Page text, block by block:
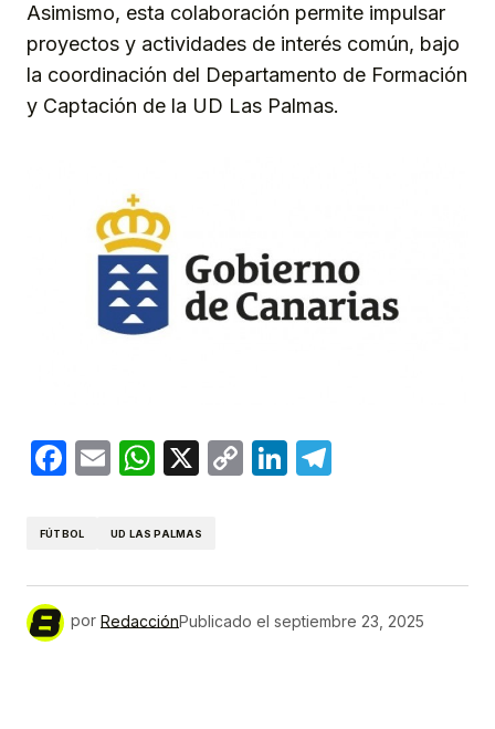
Asimismo, esta colaboración permite impulsar
proyectos y actividades de interés común, bajo
la coordinación del Departamento de Formación
y Captación de la UD Las Palmas.
Facebook
EmailWhatsApp
X
CopyLinkedIn
FÚTBOL UD LAS PALMAS
por RedacciónPublicado el septiembre 23, 2025